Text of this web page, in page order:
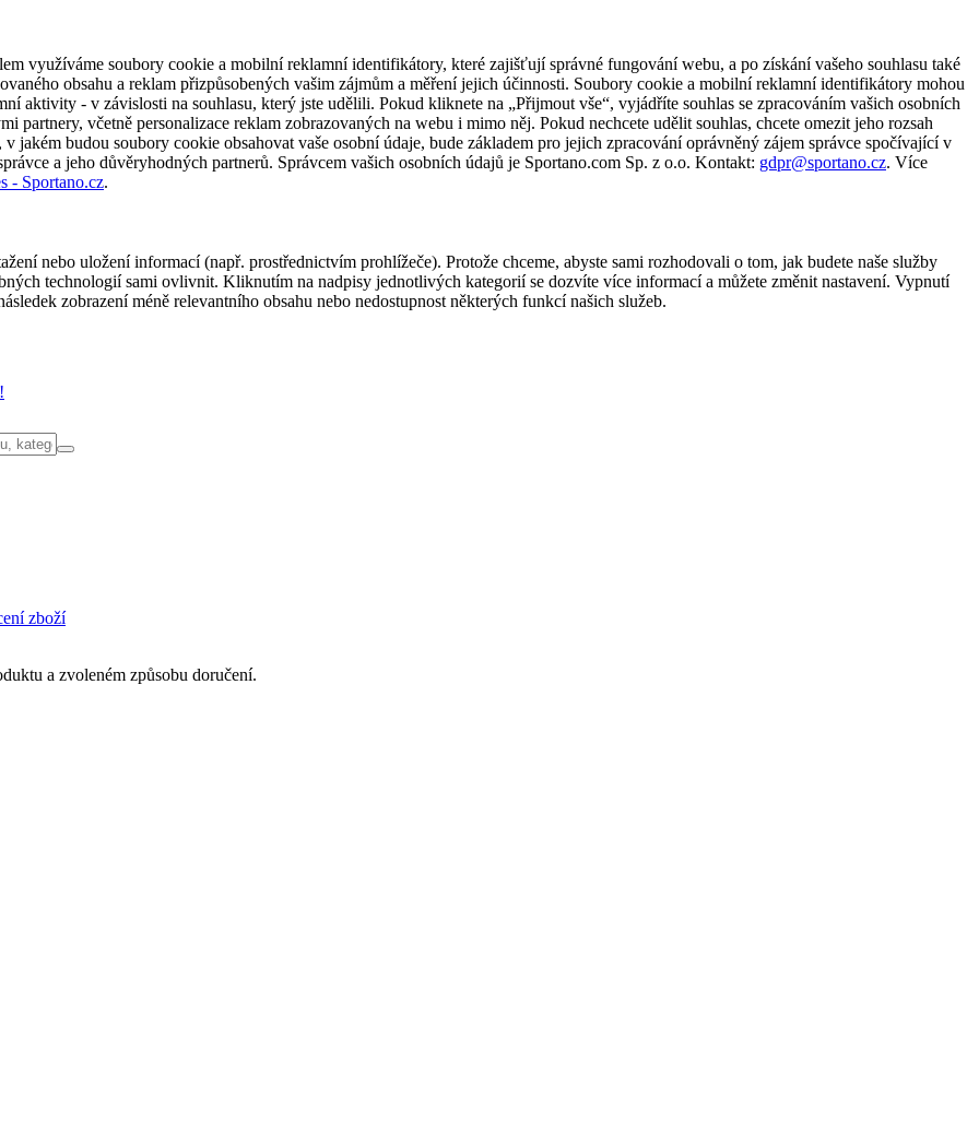
využíváme soubory cookie a mobilní reklamní identifikátory, které zajišťují správné fungování webu, a po získání vašeho souhlasu také
obsahu a reklam přizpůsobených vašim zájmům a měření jejich účinnosti. Soubory cookie a mobilní reklamní identifikátory mohou
aktivity - v závislosti na souhlasu, který jste udělili. Pokud kliknete na „Přijmout vše“, vyjádříte souhlas se zpracováním vašich osobních
včetně personalizace reklam zobrazovaných na webu i mimo něj. Pokud nechcete udělit souhlas, chcete omezit jeho rozsah
jakém budou soubory cookie obsahovat vaše osobní údaje, bude základem pro jejich zpracování oprávněný zájem správce spočívající v
a jeho důvěryhodných partnerů. Správcem vašich osobních údajů je Sportano.com Sp. z o.o. Kontakt: gdpr@sportano.cz. Více
- Sportano.cz.
nebo uložení informací (např. prostřednictvím prohlížeče). Protože chceme, abyste sami rozhodovali o tom, jak budete naše služby
technologií sami ovlivnit. Kliknutím na nadpisy jednotlivých kategorií se dozvíte více informací a můžete změnit nastavení. Vypnutí
zobrazení méně relevantního obsahu nebo nedostupnost některých funkcí našich služeb.
zboží
a zvoleném způsobu doručení.